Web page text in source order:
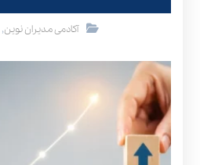
آکادمی مدیران نوین,